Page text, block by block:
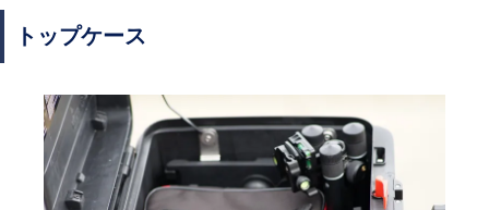
トップケース